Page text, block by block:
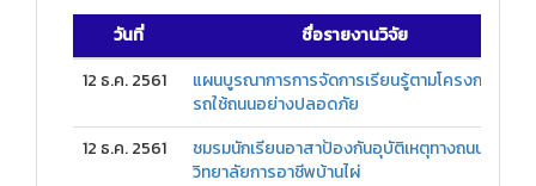
วันที่
ชื่อรายงานวิจัย
12 ธ.ค. 2561
แผนบูรณาการการจัดการเรียนรู้ตามโครงการใช้
รถใช้ถนนอย่างปลอดภัย
12 ธ.ค. 2561
ชมรมนักเรียนอาสาป้องกันอุบัติเหตุทางถนน
วิทยาลัยการอาชีพบ้านไผ่